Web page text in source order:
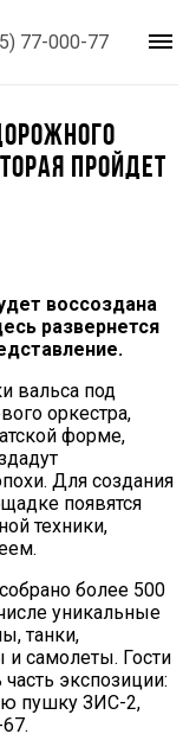
77-000-77
ПРОЙДЕТ
воссоздана
развернется
вальса под
оркестра,
форме,
Для создания
появятся
техники,
более 500
уникальные
танки,
и самолеты. Гости
экспозиции:
пушку ЗИС-2,